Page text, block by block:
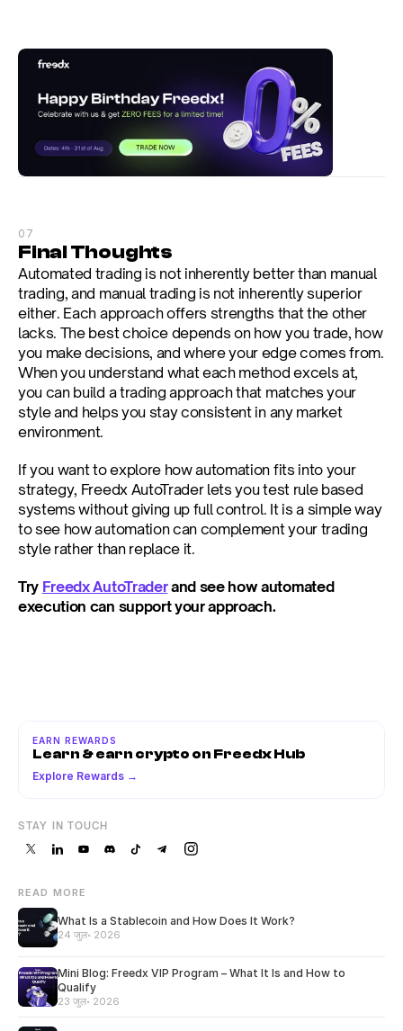
07
Final Thoughts
Automated trading is not inherently better than manual
trading, and manual trading is not inherently superior
either. Each approach offers strengths that the other
lacks. The best choice depends on how you trade, how
you make decisions, and where your edge comes from.
When you understand what each method excels at,
you can build a trading approach that matches your
style and helps you stay consistent in any market
environment.
If you want to explore how automation fits into your
strategy, Freedx AutoTrader lets you test rule based
systems without giving up full control. It is a simple way
to see how automation can complement your trading
style rather than replace it.
Try Freedx AutoTrader and see how automated
execution can support your approach.
EARN REWARDS
Learn & earn crypto on Freedx Hub
Explore Rewards →
STAY IN TOUCH
READ MORE
What Is a Stablecoin and How Does It Work?
24 जुल॰ 2026
Mini Blog: Freedx VIP Program – What It Is and How to
Qualify
23 जुल॰ 2026